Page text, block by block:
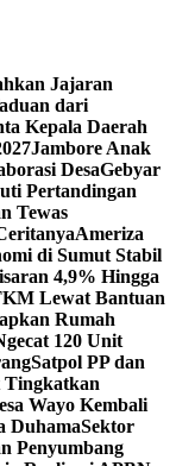
Jajaran
dari
Kepala Daerah
Jambore Anak
DesaGebyar
Pertandingan
Tewas
Ameriza
di Sumut Stabil
4,9% Hingga
Lewat Bantuan
Rumah
120 Unit
Satpol PP dan
Tingkatkan
Wayo Kembali
DuhamaSektor
Penyumbang